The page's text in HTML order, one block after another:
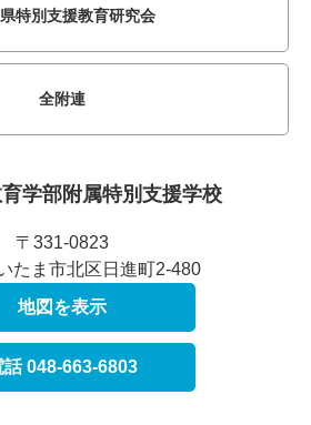
特別支援教育研究会
全附連
学部附属特別支援学校
〒331-0823
たま市北区日進町2-480
地図を表示
話 048-663-6803